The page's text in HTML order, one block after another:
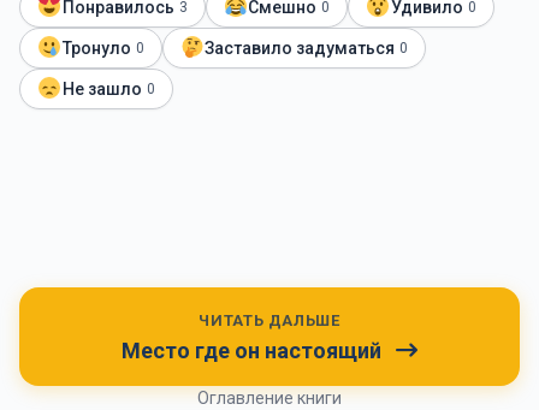
Понравилось 3 Смешно 0 Удивило 0
Тронуло 0 Заставило задуматься 0
Не зашло 0
ЧИТАТЬ ДАЛЬШЕ
Место где он настоящий
Оглавление книги